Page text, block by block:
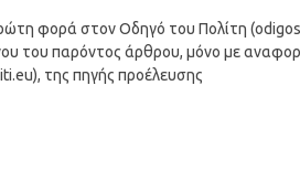
φορά στον Οδηγό του Πολίτη
του παρόντος άρθρου, μόνο με
της πηγής προέλευσης